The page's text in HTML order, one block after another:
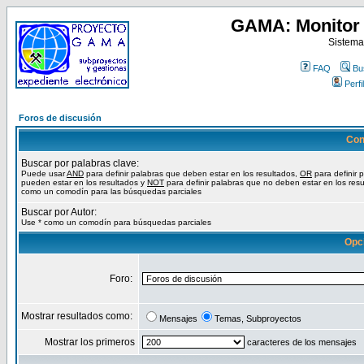
GAMA:
FAQ
Perfil
Foros de discusión
Buscar por palabras clave:
Puede usarAND para definir palabras que deben estar en los resultados, OR para definir
pueden estar en los resultados y NOT para definir palabras que no deben estar en los
como un comodín para las búsquedas parciales
Buscar por Autor:
Use * como un comodín para búsquedas parciales
Foro:
Mostrar resultados como: Mensajes Temas, Subproyectos
Mostrar los primeros caracteres de los mensajes